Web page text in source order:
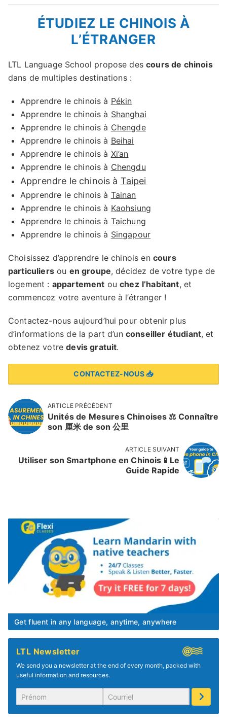
Get fluent in any language, anytime, anywhere
LTL Newsletter
We send you a newsletter at the end of every month, packed with
useful information and resources.
ÉTUDIEZ LE CHINOIS À
L’ÉTRANGER
LTL Language School propose descours de chinois
dans de multiples destinations :
Apprendre le chinois à Pékin
Apprendre le chinois à Shanghai
Apprendre le chinois à Chengde
Apprendre le chinois à Beihai
Apprendre le chinois à Xi’an
Apprendre le chinois à Chengdu
Apprendre le chinois à Taipei
Apprendre le chinois à Tainan
Apprendre le chinois à Kaohsiung
Apprendre le chinois à Taichung
Apprendre le chinois à Singapour
Choisissez d’apprendre le chinois en cours
particuliersou en groupe, décidez de votre type de
logement : appartement ouchez l’habitant, et
commencez votre aventure à l’étranger !
Contactez-nous aujourd’hui pour obtenir plus
d’informations de la part d’un conseiller étudiant, et
obtenez votredevis gratuit.
CONTACTEZ-NOUS 📥
ARTICLE PRÉCÉDENT
Unités de Mesures Chinoises ⚖️ Connaître
son 厘米 de son 公里
ARTICLE SUIVANT
Utiliser son Smartphone en Chinois📱Le
Guide Rapide